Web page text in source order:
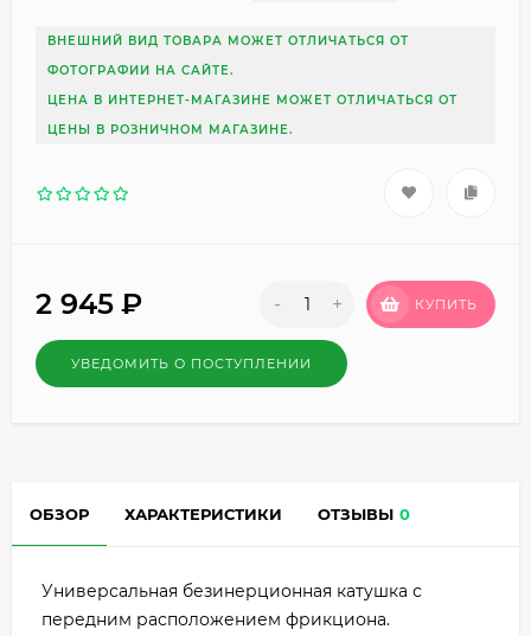
ВНЕШНИЙ ВИД ТОВАРА МОЖЕТ ОТЛИЧАТЬСЯ ОТ
ФОТОГРАФИИ НА САЙТЕ.
ЦЕНА В ИНТЕРНЕТ-МАГАЗИНЕ МОЖЕТ ОТЛИЧАТЬСЯ ОТ
ЦЕНЫ В РОЗНИЧНОМ МАГАЗИНЕ.
2 945 ₽ - + КУПИТЬ
УВЕДОМИТЬ О ПОСТУПЛЕНИИ
ОБЗОР ХАРАКТЕРИСТИКИ ОТЗЫВЫ 0
Универсальная безинерционная катушка с
передним расположением фрикциона.